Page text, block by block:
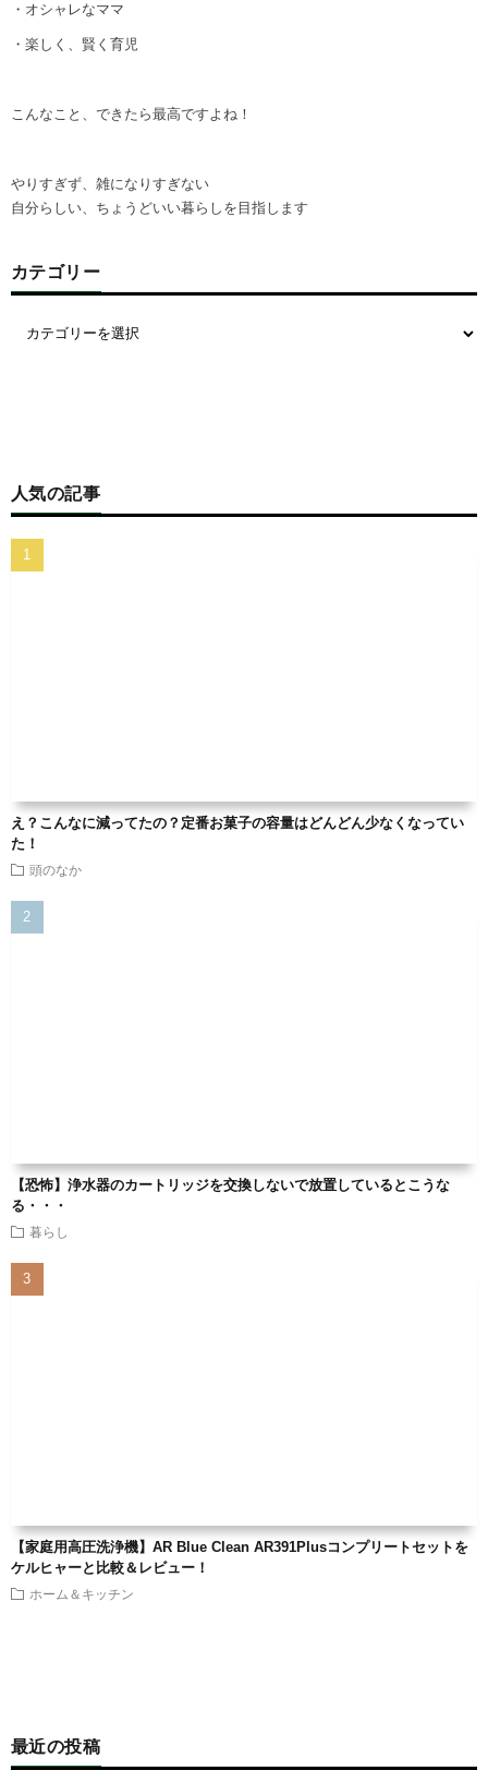
・オシャレなママ
・楽しく、賢く育児
こんなこと、できたら最高ですよね！
やりすぎず、雑になりすぎない
自分らしい、ちょうどいい暮らしを目指します
カテゴリー
人気の記事
え？こんなに減ってたの？定番お菓子の容量はどんどん少なくなってい
た！
頭のなか
【恐怖】浄水器のカートリッジを交換しないで放置しているとこうな
る・・・
暮らし
【家庭用高圧洗浄機】AR Blue Clean AR391Plusコンプリートセットを
ケルヒャーと比較＆レビュー！
ホーム＆キッチン
最近の投稿